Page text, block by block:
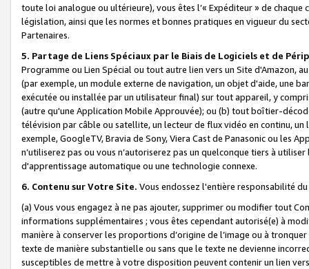
toute loi analogue ou ultérieure), vous êtes l’« Expéditeur » de
législation, ainsi que les normes et bonnes pratiques en vigueur du
Partenaires.
5. Partage de Liens Spéciaux par le Biais de Logiciels et de
Programme ou Lien Spécial ou tout autre lien vers un Site d'Amazon,
(par exemple, un module externe de navigation, un objet d'aide, une
exécutée ou installée par un utilisateur final) sur tout appareil, y
(autre qu'une Application Mobile Approuvée); ou (b) tout boîtier-
télévision par câble ou satellite, un lecteur de flux vidéo en continu,
exemple, GoogleTV, Bravia de Sony, Viera Cast de Panasonic ou les
n’utiliserez pas ou vous n’autoriserez pas un quelconque tiers à
d'apprentissage automatique ou une technologie connexe.
6. Contenu sur Votre Site. Vous endossez l'entière responsabilité
(a) Vous vous engagez à ne pas ajouter, supprimer ou modifier tout
informations supplémentaires ; vous êtes cependant autorisé(e) à
manière à conserver les proportions d’origine de l’image ou à
texte de manière substantielle ou sans que le texte ne devienne
susceptibles de mettre à votre disposition peuvent contenir un lien